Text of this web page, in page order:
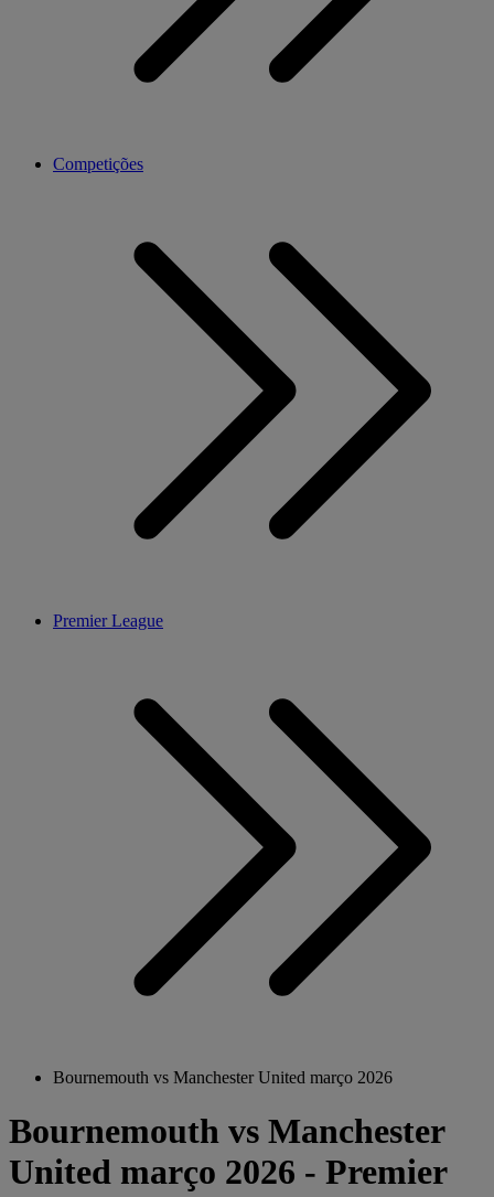
Competições
Premier League
Bournemouth vs Manchester United março 2026
Bournemouth vs Manchester
United março 2026 - Premier